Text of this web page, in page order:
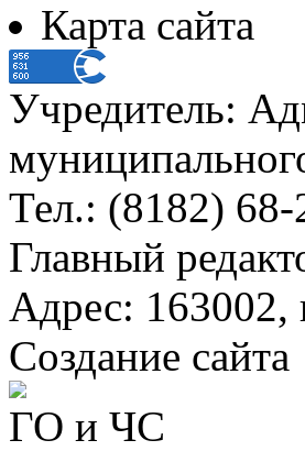
Карта сайта
Учредитель:
Тел.: (8182)
Главный
Адрес: 163002,
Создание сайта
ГО и ЧС